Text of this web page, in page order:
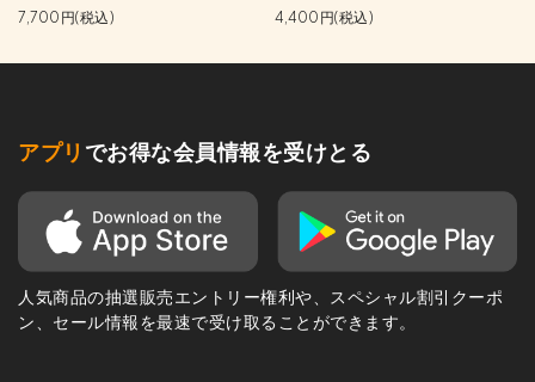
7,700円(税込)
4,400円(税込)
アプリ でお得な会員情報を受けとる
人気商品の抽選販売エントリー権利や、スペシャル割引クーポ
ン、セール情報を最速で受け取ることができます。